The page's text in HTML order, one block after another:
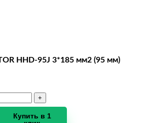
HHD-95J 3*185 мм2 (95 мм)
Купить в 1